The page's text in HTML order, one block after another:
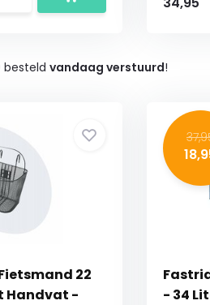
besteld vandaag verstuurd!
22
Handvat -
- 34